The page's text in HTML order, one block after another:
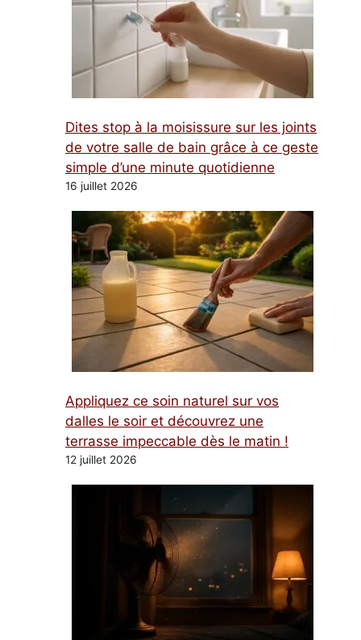
Dites stop à la moisissure sur les joints
de votre salle de bain grâce à ce geste
simple d’une minute quotidienne
16 juillet 2026
Appliquez ce soin naturel sur vos
dalles le soir et découvrez une
terrasse impeccable dès le matin !
12 juillet 2026